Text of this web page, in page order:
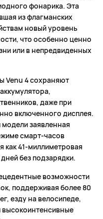
фонарика. Эта
из флагманских
новый уровень
что особенно ценно
или в непредвиденных
Venu 4 сохраняют
даже при
включенного дисплея.
заявленная
смарт-часов
как 41-миллиметровая
без подзарядки.
возможности
поддерживая более 80
езду на велосипеде,
высокоинтенсивные